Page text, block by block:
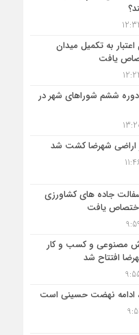
اعتبار به تکمیل میدان
یافت
دوره ششم شوراهای شهر در
آسفالت جاده های کشاورزی
یافت
مصنوعی و کسب‌ و کار
افتتاح شد
ادامه نهضت حسینی است